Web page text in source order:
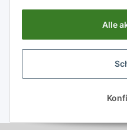
Informationen
Gesetzliche Informationen
Alle